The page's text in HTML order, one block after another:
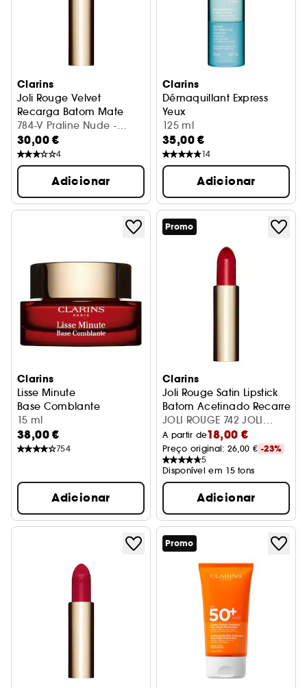
Clarins
Joli Rouge Velvet
Recarga Batom Mate
784-V Praline Nude -
Recarga (3.5gr)
30,00 €
4
Adicionar
Clarins
Démaquillant Express
Yeux
Desmaquilhante olhos
125 ml
35,00 €
14
Adicionar
Clarins
Lisse Minute
Base Comblante
15 ml
38,00 €
754
Adicionar
Promo
Clarins
Joli Rouge Satin Lipstick
Batom Acetinado
JOLI ROUGE 742 JOLI
ROUGE RECHARGE
A partir de18,00 €
Preço original: 26,00 € -23%
5
Disponível em 15 tons
Adicionar
Promo